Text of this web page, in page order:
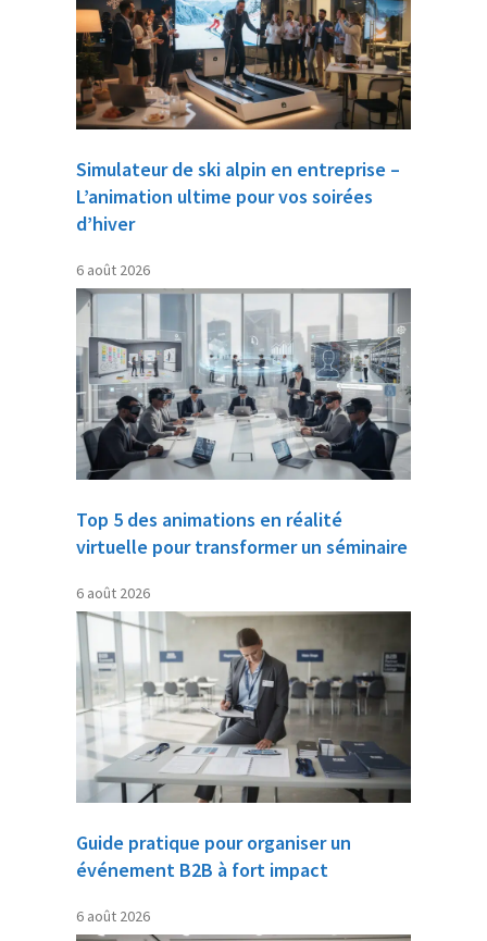
Simulateur de ski alpin en entreprise –
L’animation ultime pour vos soirées
d’hiver
6 août 2026
Top 5 des animations en réalité
virtuelle pour transformer un séminaire
6 août 2026
Guide pratique pour organiser un
événement B2B à fort impact
6 août 2026